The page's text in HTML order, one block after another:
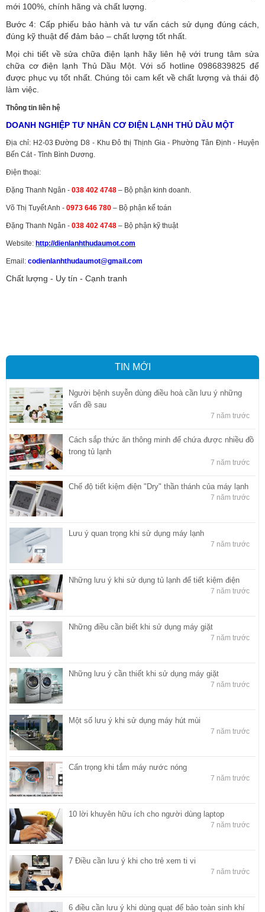
mới 100%, chính hãng và chất lượng.
Bước 4: Cấp phiếu bảo hành và tư vấn cách sử dụng đúng cách,
đúng kỹ thuật để đảm bảo – chất lượng tốt nhất.
Mọi chi tiết về sửa chữa điện lạnh hãy liên hệ với trung tâm sửa
chữa cơ điện lạnh Thủ Dầu Một. Với số hotline 0986839825 để
được phục vụ tốt nhất. Chúng tôi cam kết về chất lượng và thái độ
làm việc.
Thông tin liên hệ
DOANH NGHIỆP TƯ NHÂN CƠ ĐIỆN LẠNH THỦ DẦU MỘT
Địa chỉ: H2-03 Đường D8 - Khu Đô thị Thịnh Gia - Phường Tân Định - Huyện
Bến Cát - Tỉnh Bình Dương.
Điện thoại:
Đặng Thanh Ngân - 038 402 4748 – Bộ phận kinh doanh.
Võ Thị Tuyết Anh - 0973 646 780 – Bộ phận kế toán
Đặng Thanh Ngân - 038 402 4748 – Bộ phận kỹ thuật
Website: http://dienlanhthudaumot.com
Email: codienlanhthudaumot@gmail.com
Chất lượng - Uy tín - Cạnh tranh
TIN MỚI
Người bệnh suyễn dùng điều hoà cần lưu ý những
vấn đề sau
7 năm trước
Cách sắp thức ăn thông minh để chứa được nhiều đồ
trong tủ lạnh
7 năm trước
Chế độ tiết kiệm điện "Dry" thần thánh của máy lạnh
7 năm trước
Lưu ý quan trọng khi sử dụng máy lạnh
7 năm trước
Những lưu ý khi sử dụng tủ lạnh để tiết kiệm điện
7 năm trước
Những điều cần biết khi sử dụng máy giặt
7 năm trước
Những lưu ý cần thiết khi sử dụng máy giặt
7 năm trước
Một số lưu ý khi sử dụng máy hút mùi
7 năm trước
Cẩn trọng khi tắm máy nước nóng
7 năm trước
10 lời khuyên hữu ích cho người dùng laptop
7 năm trước
7 Điều cần lưu ý khi cho trẻ xem ti vi
7 năm trước
6 điều cần lưu ý khi dùng quạt để bảo toàn sinh khí